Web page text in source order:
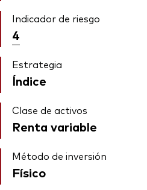
Indicador de riesgo
4
Estrategia
Índice
Clase de activos
Renta variable
Método de inversión
Físico